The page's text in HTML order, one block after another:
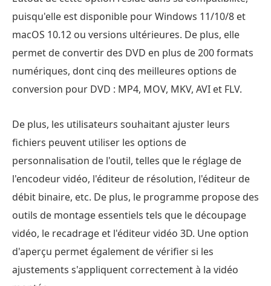
puisqu'elle est disponible pour Windows 11/10/8 et
macOS 10.12 ou versions ultérieures. De plus, elle
permet de convertir des DVD en plus de 200 formats
numériques, dont cinq des meilleures options de
conversion pour DVD : MP4, MOV, MKV, AVI et FLV.
De plus, les utilisateurs souhaitant ajuster leurs
fichiers peuvent utiliser les options de
personnalisation de l'outil, telles que le réglage de
l'encodeur vidéo, l'éditeur de résolution, l'éditeur de
débit binaire, etc. De plus, le programme propose des
outils de montage essentiels tels que le découpage
vidéo, le recadrage et l'éditeur vidéo 3D. Une option
d'aperçu permet également de vérifier si les
ajustements s'appliquent correctement à la vidéo